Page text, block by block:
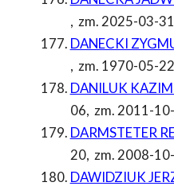
, zm. 2025-03-31
DANECKI
, zm. 1970-05-22
DANILUK
06, zm. 2011-
DARMSTETER
20, zm. 2008-
DAWIDZIUK